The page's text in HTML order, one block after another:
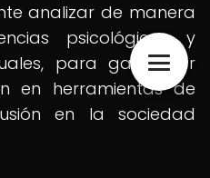
analizar de manera
psicológicas y
para garantizar
en herramientas de
en la sociedad